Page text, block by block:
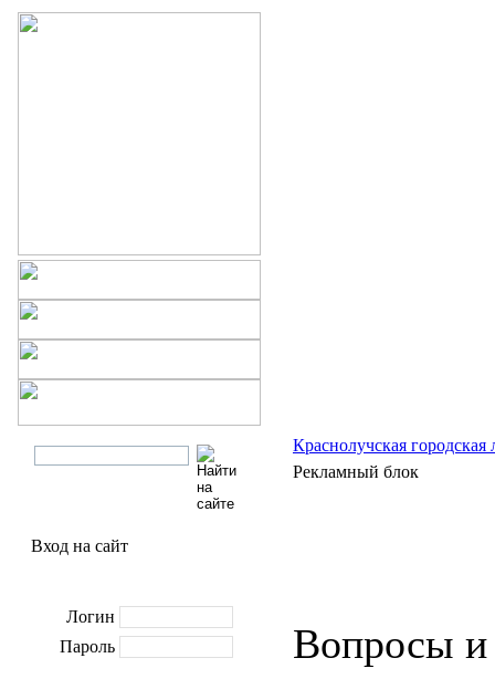
Вход на сайт
Логин
Пароль
Краснолучская городская
Рекламный блок
Вопросы и